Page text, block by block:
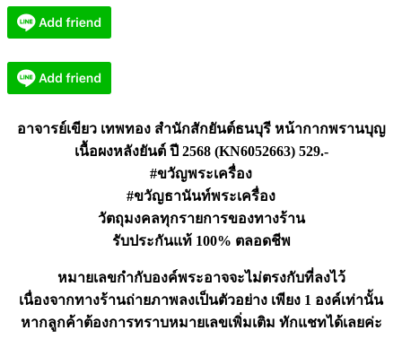
บุญ
(KN6052663)
ชิ้น
อาจารย์เขียว เทพทอง สำนักสักยันต์ธนบุรี หน้ากากพรานบุญ
เนื้อผงหลังยันต์ ปี 2568 (KN6052663) 529.-
#ขวัญพระเครื่อง
#ขวัญธานันท์พระเครื่อง
วัตถุมงคลทุกรายการของทางร้าน
รับประกันแท้ 100% ตลอดชีพ
หมายเลขกำกับองค์พระอาจจะไม่ตรงกับที่ลงไว้
เนื่องจากทางร้านถ่ายภาพลงเป็นตัวอย่าง เพียง 1 องค์เท่านั้น
หากลูกค้าต้องการทราบหมายเลขเพิ่มเติม ทักแชทได้เลยค่ะ